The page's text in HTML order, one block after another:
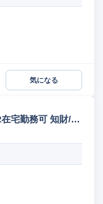
気になる
宅勤務可 知財/特